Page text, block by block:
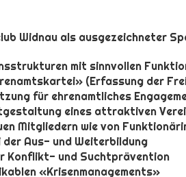
Widnau als ausgezeichneter
mit sinnvollen
(Erfassung der
für ehrenamtliches
eines attraktiven
Mitgliedern wie von
Aus- und Weiterbildung
Konflikt- und Suchtprävention
«Krisenmanagements»